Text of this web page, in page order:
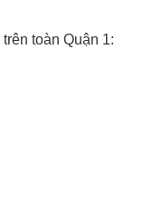
trên toàn Quận 1: